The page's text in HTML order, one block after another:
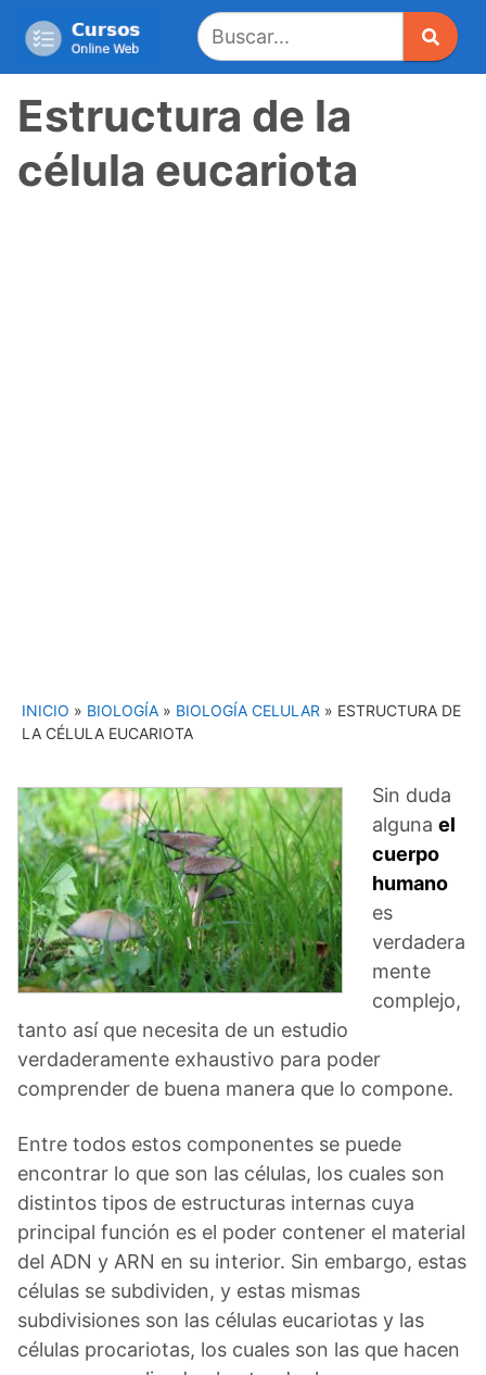
Estructura de la
célula eucariota
INICIO » BIOLOGÍA » BIOLOGÍA CELULAR » ESTRUCTURA DE
LA CÉLULA EUCARIOTA
Sin duda
alguna el
cuerpo
humano
es
verdadera
mente
complejo,
tanto así que necesita de un estudio
verdaderamente exhaustivo para poder
comprender de buena manera que lo compone.
Entre todos estos componentes se puede
encontrar lo que son las células, los cuales son
distintos tipos de estructuras internas cuya
principal función es el poder contener el material
del ADN y ARN en su interior. Sin embargo, estas
células se subdividen, y estas mismas
subdivisiones son las células eucariotas y las
células procariotas, los cuales son las que hacen